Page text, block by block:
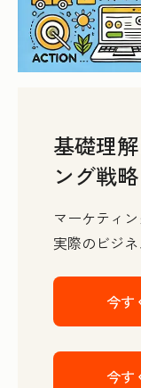
基礎理
ング戦
マーケティ
実際のビジ
今す
今す